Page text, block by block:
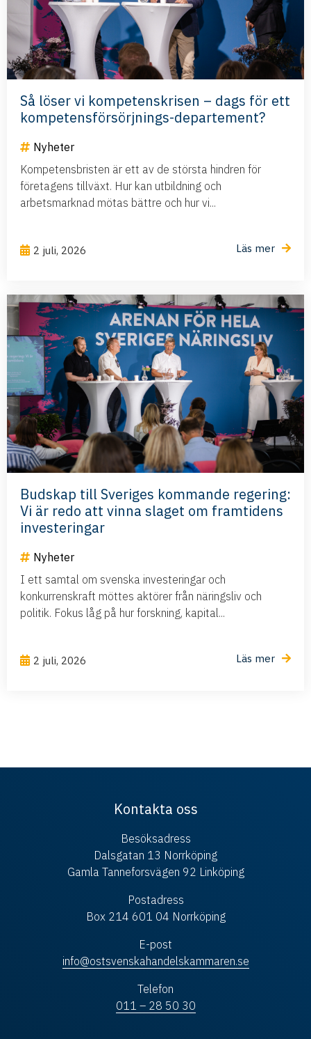
Så löser vi kompetenskrisen – dags för ett
kompetensförsörjnings-departement?
Nyheter
Kompetensbristen är ett av de största hindren för
företagens tillväxt. Hur kan utbildning och
arbetsmarknad mötas bättre och hur vi...
2 juli, 2026 Läs mer
Budskap till Sveriges kommande regering:
Vi är redo att vinna slaget om framtidens
investeringar
Nyheter
I ett samtal om svenska investeringar och
konkurrenskraft möttes aktörer från näringsliv och
politik. Fokus låg på hur forskning, kapital...
2 juli, 2026 Läs mer
Kontakta oss
Besöksadress
Dalsgatan 13 Norrköping
Gamla Tanneforsvägen 92 Linköping
Postadress
Box 214 601 04 Norrköping
E-post
info@ostsvenskahandelskammaren.se
Telefon
011 – 28 50 30